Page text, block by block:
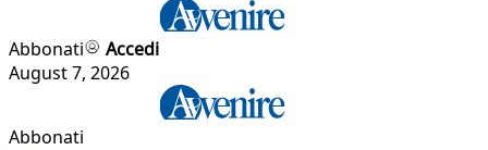
Abbonati
Accedi
August 7, 2026
Abbonati